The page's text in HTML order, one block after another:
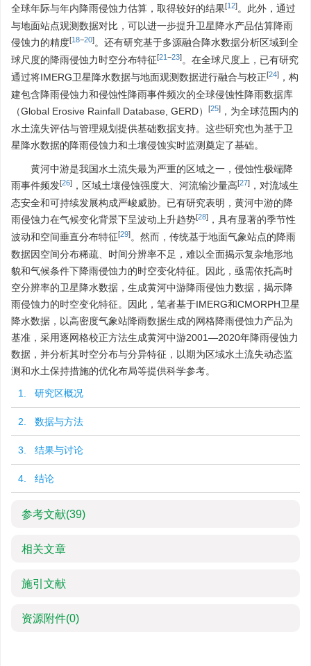
全球年际与年内降雨侵蚀力估算，取得较好的结果[12]。此外，通过
与地面站点观测数据对比，可以进一步提升卫星降水产品估算降雨
侵蚀力的精度[18−20]。还有研究基于多源融合降水数据分析区域到全
球尺度的降雨侵蚀力时空分布特征[21−23]。在全球尺度上，已有研究
通过将IMERG卫星降水数据与地面观测数据进行融合与校正[24] ，构
建包含降雨侵蚀力和侵蚀性降雨事件频次的全球侵蚀性降雨数据库
（Global Erosive Rainfall Database, GERD）
[25] ，为全球范围内的
水土流失评估与管理规划提供基础数据支持。这些研究也为基于卫
星降水数据的降雨侵蚀力和土壤侵蚀实时监测奠定了基础。
黄河中游是我国水土流失最为严重的区域之一，侵蚀性极端降
雨事件频发[26] ，区域土壤侵蚀强度大、河流输沙量高[27] ，对流域生
态安全和可持续发展构成严峻威胁。已有研究表明，黄河中游的降
雨侵蚀力在气候变化背景下呈波动上升趋势[28] ，具有显著的季节性
波动和空间垂直分布特征[29]。然而，传统基于地面气象站点的降雨
数据因空间分布稀疏、时间分辨率不足，难以全面揭示复杂地形地
貌和气候条件下降雨侵蚀力的时空变化特征。因此，亟需依托高时
空分辨率的卫星降水数据，生成黄河中游降雨侵蚀力数据，揭示降
雨侵蚀力的时空变化特征。因此，笔者基于IMERG和CMORPH卫星
降水数据，以高密度气象站降雨数据生成的网格降雨侵蚀力产品为
基准，采用逐网格校正方法生成黄河中游2001—2020年降雨侵蚀力
数据，并分析其时空分布与分异特征，以期为区域水土流失动态监
测和水土保持措施的优化布局等提供科学参考。
1. 研究区概况
2. 数据与方法
3. 结果与讨论
4. 结论
参考文献(39)
相关文章
施引文献
资源附件(0)